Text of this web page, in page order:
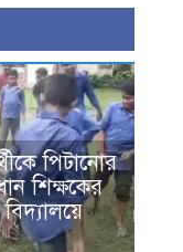
পিটানোর
শিক্ষকের